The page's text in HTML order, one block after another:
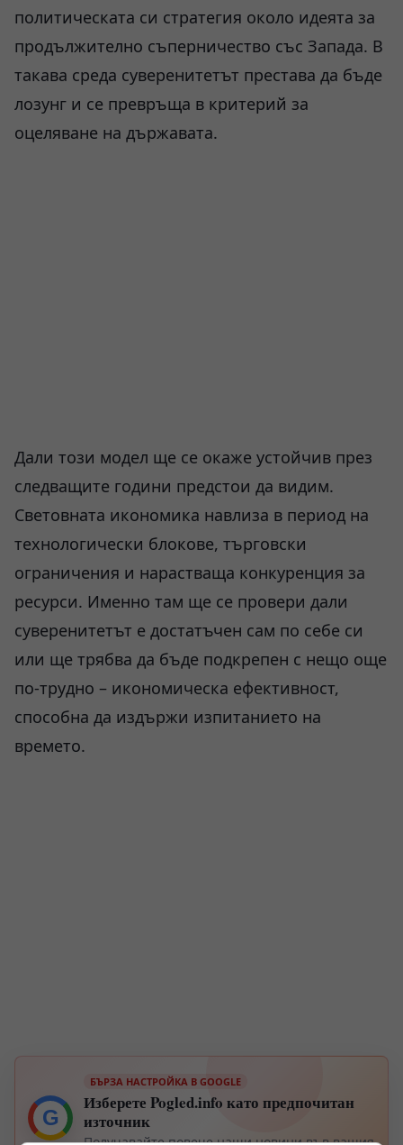
политическата си стратегия около идеята за
продължително съперничество със Запада. В
такава среда суверенитетът престава да бъде
лозунг и се превръща в критерий за
оцеляване на държавата.
Дали този модел ще се окаже устойчив през
следващите години предстои да видим.
Световната икономика навлиза в период на
технологически блокове, търговски
ограничения и нарастваща конкуренция за
ресурси. Именно там ще се провери дали
суверенитетът е достатъчен сам по себе си
или ще трябва да бъде подкрепен с нещо още
по-трудно – икономическа ефективност,
способна да издържи изпитанието на
времето.
G
БЪРЗА НАСТРОЙКА В GOOGLE
Изберете Pogled.info като предпочитан
източник